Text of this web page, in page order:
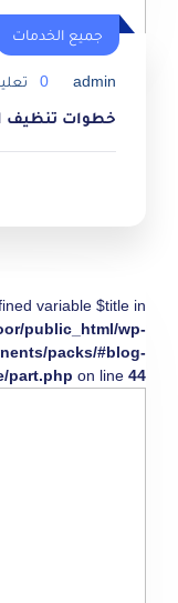
جميع الخدمات
admin
0
خطوات تنظيف
variable $title in
public_html/wp-
packs/#blog-
part.php on line 44